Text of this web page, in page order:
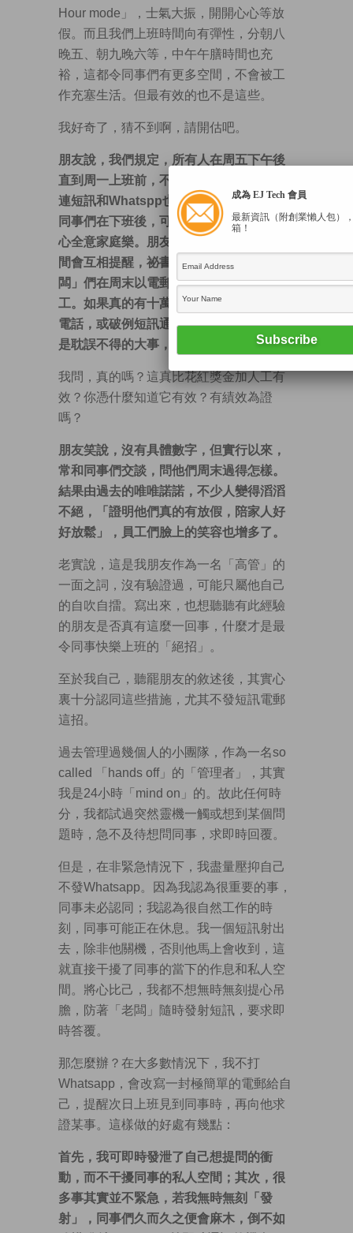
Hour mode」，士氣大振，開開心心等放
假。而且我們上班時間向有彈性，分朝八
晚五、朝九晚六等，中午午膳時間也充
裕，這都令同事們有更多空間，不會被工
作充塞生活。但最有效的也不是這些。
我好奇了，猜不到啊，請開估吧。
朋友說，我們規定，所有人在周五下午後
直到周一上班前，不准向同事發送電郵，
連短訊和Whatspp也被禁止。這是為了令
同事們在下班後，可以真的放下工作，全
心全意家庭樂。朋友接著道，我們主管之
間會互相提醒，祕書也有任務，防止「老
闆」們在周末以電郵或短訊「滋擾」員
工。如果真的有十萬火急的事，就直接打
電話，或破例短訊通知，同事也會明白那
是耽誤不得的大事，一般都很配合。
我問，真的嗎？這真比花紅獎金加人工有
效？你憑什麼知道它有效？有績效為證
嗎？
朋友笑說，沒有具體數字，但實行以來，
常和同事們交談，問他們周末過得怎樣。
結果由過去的唯唯諾諾，不少人變得滔滔
不絕，「證明他們真的有放假，陪家人好
好放鬆」，員工們臉上的笑容也增多了。
老實說，這是我朋友作為一名「高管」的
一面之詞，沒有驗證過，可能只屬他自己
的自吹自擂。寫出來，也想聽聽有此經驗
的朋友是否真有這麼一回事，什麼才是最
令同事快樂上班的「絕招」。
至於我自己，聽罷朋友的敘述後，其實心
裏十分認同這些措施，尤其不發短訊電郵
這招。
過去管理過幾個人的小團隊，作為一名so
called 「hands off」的「管理者」，其實
我是24小時「mind on」的。故此任何時
分，我都試過突然靈機一觸或想到某個問
題時，急不及待想問同事，求即時回覆。
但是，在非緊急情況下，我盡量壓抑自己
不發Whatsapp。因為我認為很重要的事，
同事未必認同；我認為很自然工作的時
刻，同事可能正在休息。我一個短訊射出
去，除非他關機，否則他馬上會收到，這
就直接干擾了同事的當下的作息和私人空
間。將心比己，我都不想無時無刻提心吊
膽，防著「老闆」隨時發射短訊，要求即
時答覆。
那怎麼辦？在大多數情況下，我不打
Whatsapp，會改寫一封極簡單的電郵給自
己，提醒次日上班見到同事時，再向他求
證某事。這樣做的好處有幾點：
首先，我可即時發泄了自己想提問的衝
動，而不干擾同事的私人空間；其次，很
多事其實並不緊急，若我無時無刻「發
射」，同事們久而久之便會麻木，倒不如
成為 EJ Tech 會員
最新資訊（附創業懶人包）
箱！